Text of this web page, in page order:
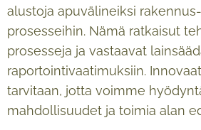
alustoja apuvälineiksi
prosesseihin. Nämä ratkaisut
prosesseja ja vastaavat
raportointivaatimuksiin.
tarvitaan, jotta voimme
mahdollisuudet ja toimia alan